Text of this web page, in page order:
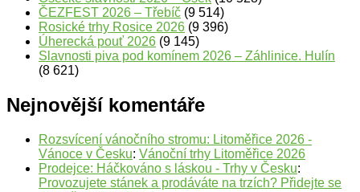
ČEZFEST 2026 – Třebíč (9 514)
Rosické trhy Rosice 2026 (9 396)
Úherecká pouť 2026 (9 145)
Slavnosti piva pod komínem 2026 – Záhlinice. Hulín
(8 621)
Nejnovější komentáře
Rozsvícení vánočního stromu: Litoměřice 2026 -
Vánoce v Česku: Vánoční trhy Litoměřice 2026
Prodejce: Háčkováno s láskou - Trhy v Česku:
Provozujete stánek a prodáváte na trzích? Přidejte se